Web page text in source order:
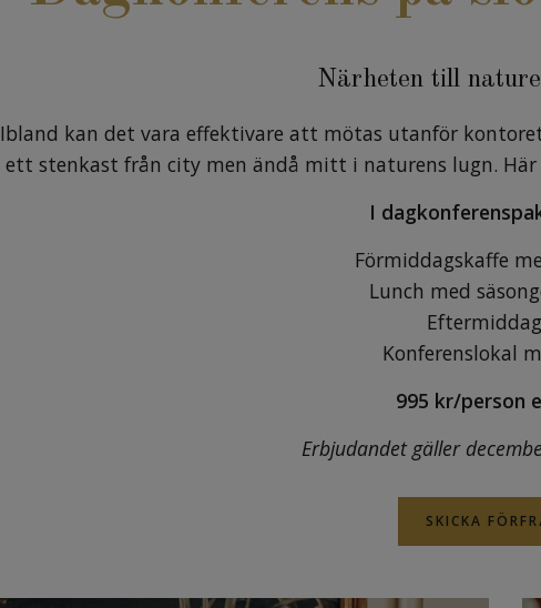
Närheten till
Ibland kan det vara effektivare att mötas utanför
ett stenkast från city men ändå mitt i naturens lugn.
I
Förmiddagskaffe
Lunch med
Konferenslokal
995 kr/person
Erbjudandet gäller
SKICKA